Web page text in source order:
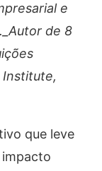
e
de 8
Institute,
que leve
impacto